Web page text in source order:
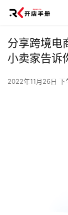
分享跨境电
小卖家告诉
2022年11月26日 下